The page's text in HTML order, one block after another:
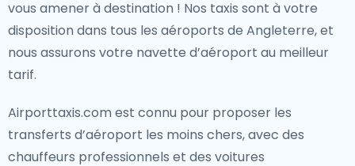
vous amener à destination ! Nos taxis sont à votre
disposition dans tous les aéroports de Angleterre, et
nous assurons votre navette d’aéroport au meilleur
tarif.
Airporttaxis.com est connu pour proposer les
transferts d’aéroport les moins chers, avec des
chauffeurs professionnels et des voitures